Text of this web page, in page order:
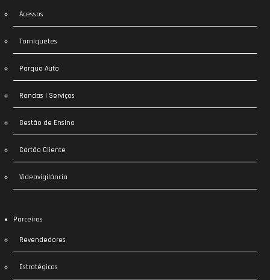
Acessos
Torniquetes
Parque Auto
Rondas | Serviços
Gestão de Ensino
Cartão Cliente
Videovigilância
Parceiros
Revendedores
Estratégicos